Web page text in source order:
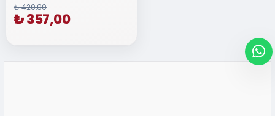
₺ 420,00
₺ 357,00